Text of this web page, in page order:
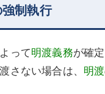
強制執行
って明渡義務が確
さない場合は、 明